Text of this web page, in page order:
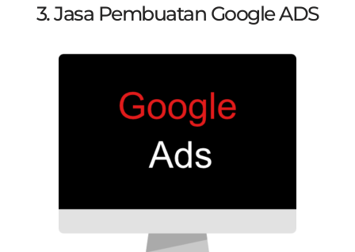
3. Jasa Pembuatan Google ADS